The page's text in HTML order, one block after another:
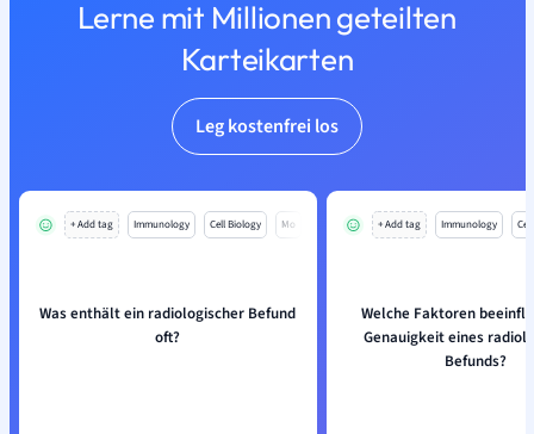
Lerne mit Millionen geteilten
Karteikarten
Leg kostenfrei los
+ Add tag Immunology Cell Biology Mo
Was enthält ein radiologischer Befund
oft?
+ Add tag Immunology
Welche Faktoren
Genauigkeit eines
Befunds?